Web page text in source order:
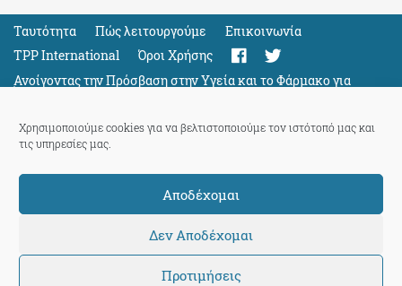
Χρησιμοποιούμε cookies για να βελτιστοποιούμε τον ιστότοπό μας και
τις υπηρεσίες μας.
Αποδέχομαι
Δεν Αποδέχομαι
Προτιμήσεις
Ταυτότητα Πώς λειτουργούμε
Eπικοινωνία
TPP International
Όροι Χρήσης
Ανοίγοντας την Πρόσβαση στην Υγεία και το Φάρμακο για
Όλους
Support
ThePressProject
powered by our community members